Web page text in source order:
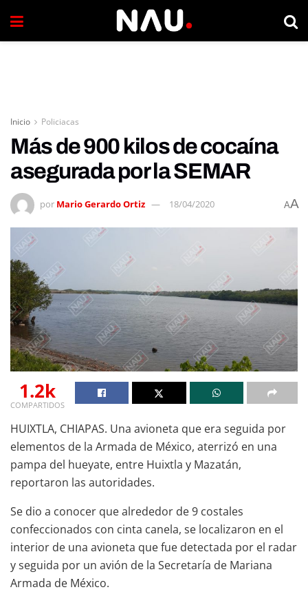
Inicio Policiacas
Más de 900 kilos de cocaína
asegurada por la SEMAR
por Mario Gerardo Ortiz 18/04/2020 AA
1.2k
COMPARTIDOS
HUIXTLA, CHIAPAS. Una avioneta que era seguida por
elementos de la Armada de México, aterrizó en una
pampa del hueyate, entre Huixtla y Mazatán,
reportaron las autoridades.
Se dio a conocer que alrededor de 9 costales
confeccionados con cinta canela, se localizaron en el
interior de una avioneta que fue detectada por el radar
y seguida por un avión de la Secretaría de Mariana
Armada de México.